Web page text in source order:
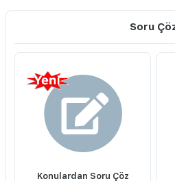
Soru
Konulardan Soru Çöz